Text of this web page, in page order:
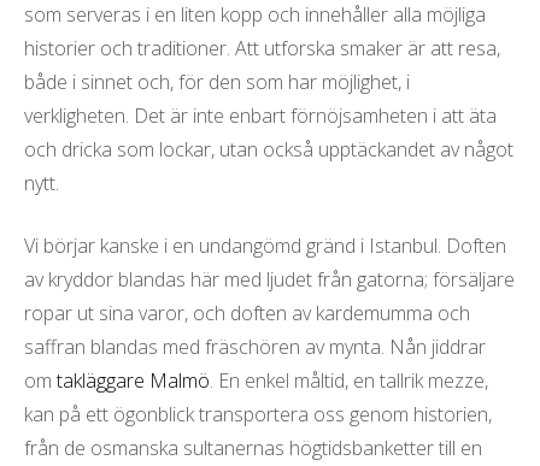
som serveras i en liten kopp och innehåller alla möjliga
historier och traditioner. Att utforska smaker är att resa,
både i sinnet och, för den som har möjlighet, i
verkligheten. Det är inte enbart förnöjsamheten i att äta
och dricka som lockar, utan också upptäckandet av något
nytt.
Vi börjar kanske i en undangömd gränd i Istanbul. Doften
av kryddor blandas här med ljudet från gatorna; försäljare
ropar ut sina varor, och doften av kardemumma och
saffran blandas med fräschören av mynta. Nån jiddrar
omtakläggare Malmö. En enkel måltid, en tallrik mezze,
kan på ett ögonblick transportera oss genom historien,
från de osmanska sultanernas högtidsbanketter till en